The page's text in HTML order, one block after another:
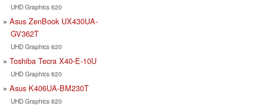
UHD Graphics 620
Asus ZenBook UX430UA-
GV362T
UHD Graphics 620
Toshiba Tecra X40-E-10U
UHD Graphics 620
Asus K406UA-BM230T
UHD Graphics 620